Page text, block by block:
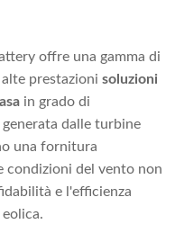
offre una gamma di
prestazioni soluzioni
in grado di
generata dalle turbine
una fornitura
condizioni del vento non
e l'efficienza